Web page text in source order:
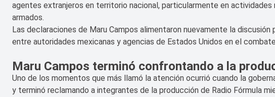
agentes extranjeros en territorio nacional, particularmente en
armados.
Las declaraciones de Maru Campos alimentaron nuevamente la
entre autoridades mexicanas y agencias de Estados Unidos en el
Maru Campos terminó confrontando a la
Uno de los momentos que más llamó la atención ocurrió cuando la
y terminó reclamando a integrantes de la producción de Radio Fórmula